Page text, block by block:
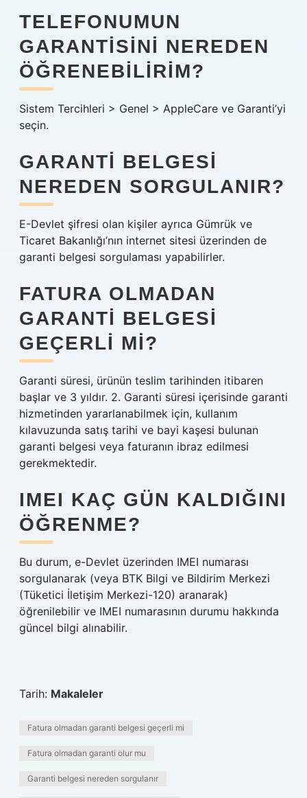
TELEFONUMUN
GARANTISINI NEREDEN
ÖĞRENEBILIRIM?
Sistem Tercihleri ​​> Genel > AppleCare ve Garanti’yi
seçin.
GARANTI BELGESI
NEREDEN SORGULANIR?
E-Devlet şifresi olan kişiler ayrıca Gümrük ve
Ticaret Bakanlığı’nın internet sitesi üzerinden de
garanti belgesi sorgulaması yapabilirler.
FATURA OLMADAN
GARANTI BELGESI
GEÇERLI MI?
Garanti süresi, ürünün teslim tarihinden itibaren
başlar ve 3 yıldır. 2. Garanti süresi içerisinde garanti
hizmetinden yararlanabilmek için, kullanım
kılavuzunda satış tarihi ve bayi kaşesi bulunan
garanti belgesi veya faturanın ibraz edilmesi
gerekmektedir.
IMEI KAÇ GÜN KALDIĞINI
ÖĞRENME?
Bu durum, e-Devlet üzerinden IMEI numarası
sorgulanarak (veya BTK Bilgi ve Bildirim Merkezi
(Tüketici İletişim Merkezi-120) aranarak)
öğrenilebilir ve IMEI numarasının durumu hakkında
güncel bilgi alınabilir.
Tarih: Makaleler
Fatura olmadan garanti belgesi geçerli mi
Fatura olmadan garanti olur mu
Garanti belgesi nereden sorgulanır